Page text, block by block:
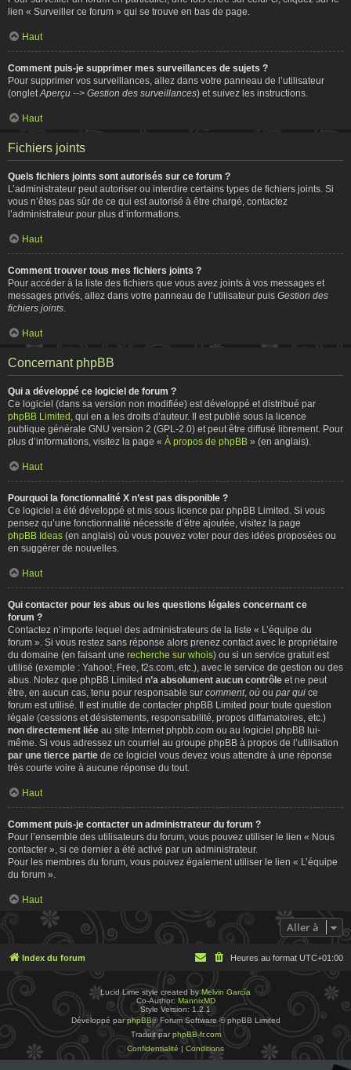
lien « Surveiller ce forum » qui se trouve en bas de page.
Haut
Comment puis-je supprimer mes surveillances de sujets ?
Pour supprimer vos surveillances, allez dans votre panneau de l’utilisateur
(onglet Aperçu --> Gestion des surveillances) et suivez les instructions.
Haut
Fichiers joints
Quels fichiers joints sont autorisés sur ce forum ?
L’administrateur peut autoriser ou interdire certains types de fichiers joints. Si
vous n’êtes pas sûr de ce qui est autorisé à être chargé, contactez
l’administrateur pour plus d’informations.
Haut
Comment trouver tous mes fichiers joints ?
Pour accéder à la liste des fichiers que vous avez joints à vos messages et
messages privés, allez dans votre panneau de l’utilisateur puis Gestion des
fichiers joints
Haut
Concernant phpBB
Qui a développé ce logiciel de forum ?
Ce logiciel (dans sa version non modifiée) est développé et distribué par
phpBB Limited , qui en a les droits d’auteur. Il est publié sous la licence
publique générale GNU version 2 (GPL-2.0) et peut être diffusé librement. Pour
plus d’informations, visitez la page « À propos de phpBB » (en anglais).
Haut
Pourquoi la fonctionnalité X n’est pas disponible ?
Ce logiciel a été développé et mis sous licence par phpBB Limited. Si vous
pensez qu’une fonctionnalité nécessite d’être ajoutée, visitez la page
phpBB Ideas (en anglais) où vous pouvez voter pour des idées proposées ou
en suggérer de nouvelles.
Haut
Qui contacter pour les abus ou les questions légales concernant ce
forum ?
Contactez n’importe lequel des administrateurs de la liste « L’équipe du
forum ». Si vous restez sans réponse alors prenez contact avec le propriétaire
du domaine (en faisant une recherche sur whois) ou si un service gratuit est
utilisé (exemple : Yahoo!, Free, f2s.com, etc.), avec le service de gestion ou des
abus. Notez que phpBB Limited n’a absolument aucun contrôle et ne peut
être, en aucun cas, tenu pour responsable sur comment, où ou par qui ce
forum est utilisé. Il est inutile de contacter phpBB Limited pour toute question
légale (cessions et désistements, responsabilité, propos diffamatoires, etc.)
non directement liée au site Internet phpbb.com ou au logiciel phpBB lui-
même. Si vous adressez un courriel au groupe phpBB à propos de l’utilisation
par une tierce partie de ce logiciel vous devez vous attendre à une réponse
très courte voire à aucune réponse du tout.
Haut
Comment puis-je contacter un administrateur du forum ?
Pour l’ensemble des utilisateurs du forum, vous pouvez utiliser le lien « Nous
contacter », si ce dernier a été activé par un administrateur.
Pour les membres du forum, vous pouvez également utiliser le lien « L’équipe
du forum ».
Haut
Aller à
Index du forum Heures au format UTC+01:00
Lucid Lime style created byMelvin García
Co-Author: MannixMD
Style Version: 1.2.1
Développé parphpBB® Forum Software © phpBB Limited
Traduit par phpBB-fr.com
Confidentialité | Conditions